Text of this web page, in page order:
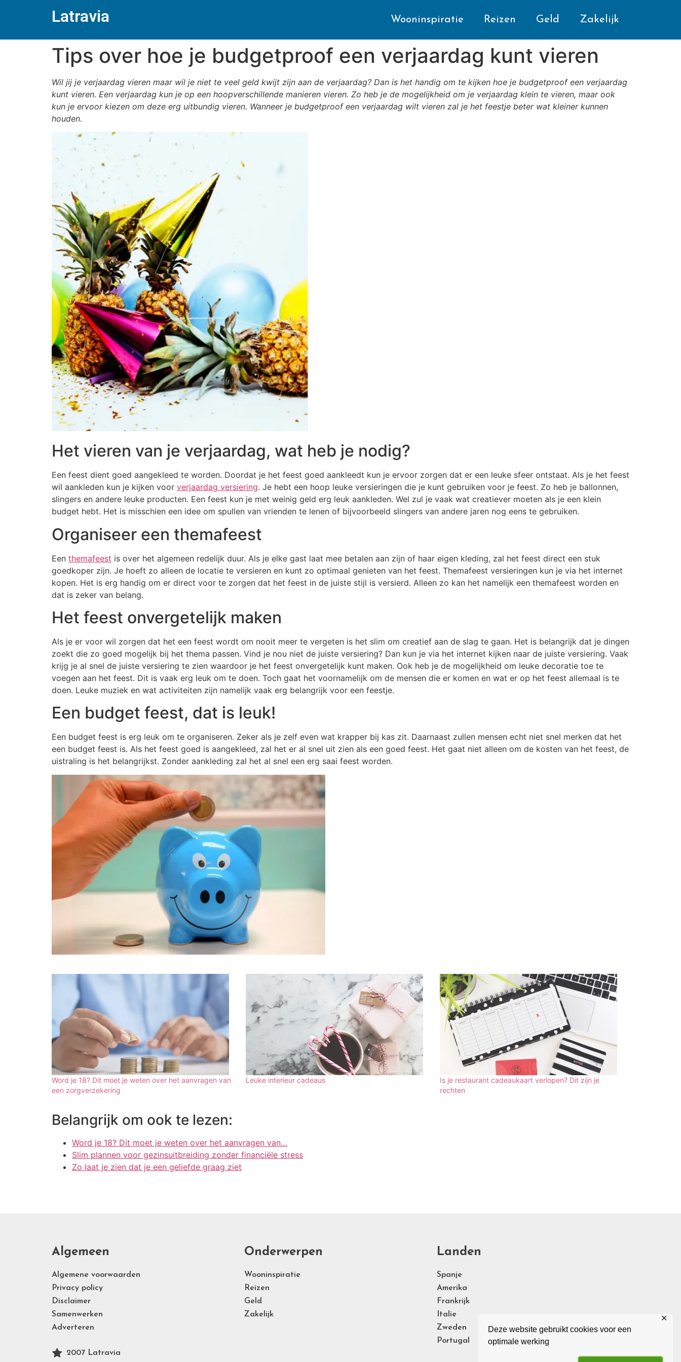
Deze website gebruikt cookies voor een
optimale werking
✕
Latravia Wooninspiratie Reizen Geld Zakelijk
Tips over hoe je budgetproof een verjaardag kunt vieren
Wil jij je verjaardag vieren maar wil je niet te veel geld kwijt zijn aan de verjaardag? Dan is het handig om te kijken hoe je budgetproof een verjaardag
kunt vieren. Een verjaardag kun je op een hoopverschillende manieren vieren. Zo heb je de mogelijkheid om je verjaardag klein te vieren, maar ook
kun je ervoor kiezen om deze erg uitbundig vieren. Wanneer je budgetproof een verjaardag wilt vieren zal je het feestje beter wat kleiner kunnen
houden.
Het vieren van je verjaardag, wat heb je nodig?
Een feest dient goed aangekleed te worden. Doordat je het feest goed aankleedt kun je ervoor zorgen dat er een leuke sfeer ontstaat. Als je het feest
wil aankleden kun je kijken voor verjaardag versiering. Je hebt een hoop leuke versieringen die je kunt gebruiken voor je feest. Zo heb je ballonnen,
slingers en andere leuke producten. Een feest kun je met weinig geld erg leuk aankleden. Wel zul je vaak wat creatiever moeten als je een klein
budget hebt. Het is misschien een idee om spullen van vrienden te lenen of bijvoorbeeld slingers van andere jaren nog eens te gebruiken.
Organiseer een themafeest
Een themafeest is over het algemeen redelijk duur. Als je elke gast laat mee betalen aan zijn of haar eigen kleding, zal het feest direct een stuk
goedkoper zijn. Je hoeft zo alleen de locatie te versieren en kunt zo optimaal genieten van het feest. Themafeest versieringen kun je via het internet
kopen. Het is erg handig om er direct voor te zorgen dat het feest in de juiste stijl is versierd. Alleen zo kan het namelijk een themafeest worden en
dat is zeker van belang.
Het feest onvergetelijk maken
Als je er voor wil zorgen dat het een feest wordt om nooit meer te vergeten is het slim om creatief aan de slag te gaan. Het is belangrijk dat je dingen
zoekt die zo goed mogelijk bij het thema passen. Vind je nou niet de juiste versiering? Dan kun je via het internet kijken naar de juiste versiering. Vaak
krijg je al snel de juiste versiering te zien waardoor je het feest onvergetelijk kunt maken. Ook heb je de mogelijkheid om leuke decoratie toe te
voegen aan het feest. Dit is vaak erg leuk om te doen. Toch gaat het voornamelijk om de mensen die er komen en wat er op het feest allemaal is te
doen. Leuke muziek en wat activiteiten zijn namelijk vaak erg belangrijk voor een feestje.
Een budget feest, dat is leuk!
Een budget feest is erg leuk om te organiseren. Zeker als je zelf even wat krapper bij kas zit. Daarnaast zullen mensen echt niet snel merken dat het
een budget feest is. Als het feest goed is aangekleed, zal het er al snel uit zien als een goed feest. Het gaat niet alleen om de kosten van het feest, de
uistraling is het belangrijkst. Zonder aankleding zal het al snel een erg saai feest worden.
Word je 18? Dit moet je weten over het aanvragen van
een zorgverzekering
Leuke interieur cadeaus
Is je restaurant cadeaukaart verlopen? Dit zijn je
rechten
Belangrijk om ook te lezen:
Word je 18? Dit moet je weten over het aanvragen van…
Slim plannen voor gezinsuitbreiding zonder financiële stress
Zo laat je zien dat je een geliefde graag ziet
Algemeen
Algemene voorwaarden
Privacy policy
Disclaimer
Samenwerken
Adverteren
2007 Latravia
Onderwerpen
Wooninspiratie
Reizen
Geld
Zakelijk
Landen
Spanje
Amerika
Frankrijk
Italie
Zweden
Portugal